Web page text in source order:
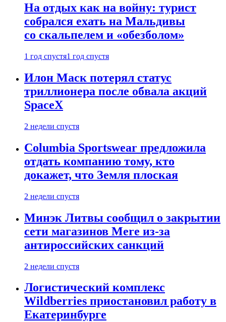
На отдых как на войну: турист
собрался ехать на Мальдивы
со скальпелем и «обезболом»
1 год спустя1 год спустя
Илон Маск потерял статус
триллионера после обвала акций
SpaceX
2 недели спустя
Columbia Sportswear предложила
отдать компанию тому, кто
докажет, что Земля плоская
2 недели спустя
Минэк Литвы сообщил о закрытии
сети магазинов Mere из-за
антироссийских санкций
2 недели спустя
Логистический комплекс
Wildberries приостановил работу в
Екатеринбурге